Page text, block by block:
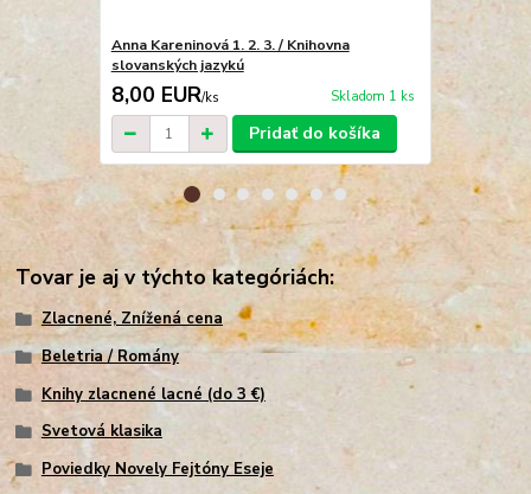
Anna Kareninová 1. 2. 3. / Knihovna
slovanských jazykú
8,00 EUR/ks Skladom 1 ks
Pridať do košíka
Detstvo,
7,00
Tovar je aj v týchto kategóriách:
Zlacnené, Znížená cena
Beletria / Romány
Knihy zlacnené lacné (do 3 €)
Svetová klasika
Poviedky Novely Fejtóny Eseje